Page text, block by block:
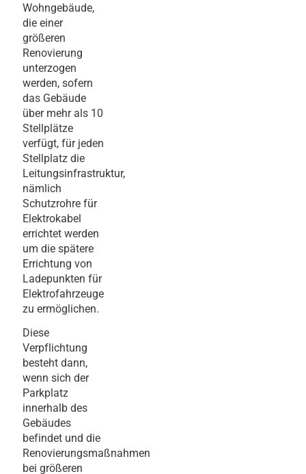
Wohngebäude,
die einer
größeren
Renovierung
unterzogen
werden, sofern
das Gebäude
über mehr als 10
Stellplätze
verfügt, für jeden
Stellplatz die
Leitungsinfrastruktur,
nämlich
Schutzrohre für
Elektrokabel
errichtet werden
um die spätere
Errichtung von
Ladepunkten für
Elektrofahrzeuge
zu ermöglichen.
Diese
Verpflichtung
besteht dann,
wenn sich der
Parkplatz
innerhalb des
Gebäudes
befindet und die
Renovierungsmaßnahmen
bei größeren